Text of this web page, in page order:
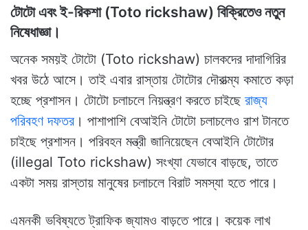
টোটো এবং ই-রিকশা (Toto rickshaw) বিক্রিতেও নতুন
নিষেধাজ্ঞা।
অনেক সময়ই টোটো (Toto rickshaw) চালকদের দাদাগিরির
খবর উঠে আসে। তাই এবার রাস্তায় টোটোর দৌরাত্ম্য কমাতে কড়া
হচ্ছে প্রশাসন। টোটো চলাচলে নিয়ন্ত্রণ করতে চাইছে রাজ্য
পরিবহণ দফতর । পাশাপাশি বেআইনি টোটো চলাচলেও রাশ টানতে
চাইছে প্রশাসন। পরিবহন মন্ত্রী জানিয়েছেন বেআইনি টোটোর
(illegal Toto rickshaw) সংখ্যা যেভাবে বাড়ছে, তাতে
একটা সময় রাস্তায় মানুষের চলাচলে বিরাট সমস্যা হতে পারে।
এমনকী ভবিষ্যতে ট্রাফিক জ্যামও বাড়তে পারে। কয়েক লাখ